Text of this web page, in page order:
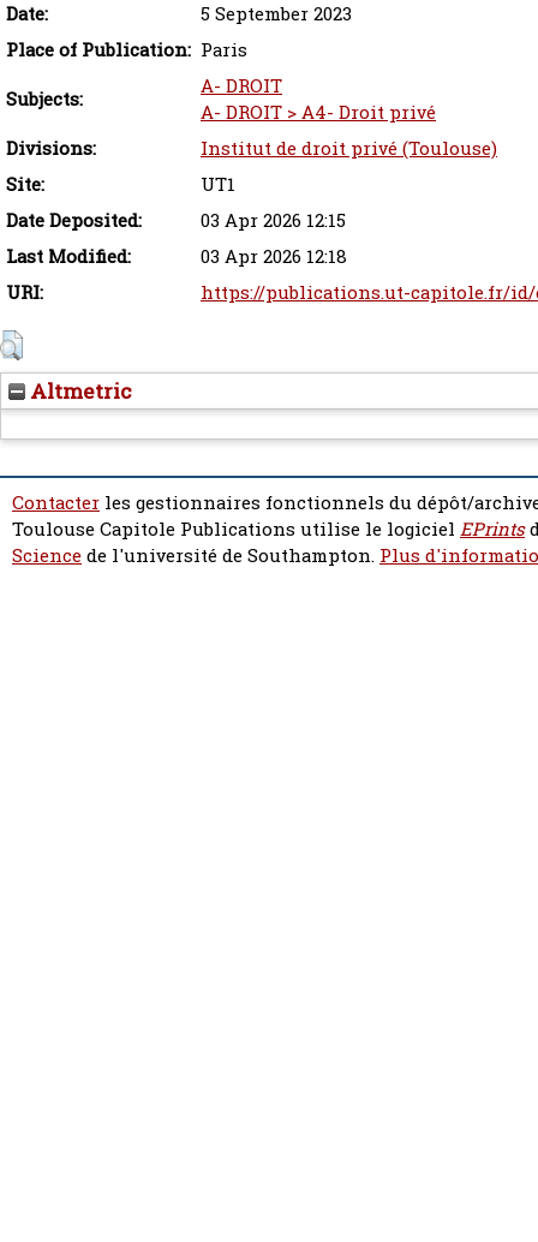
Date:
5 September 2023
Place of Publication: Paris
Subjects:
A- DROIT
A- DROIT > A4- Droit privé
Divisions:
Institut de droit privé (Toulouse)
Site:
UT1
Date Deposited:
03 Apr 2026 12:15
Last Modified:
03 Apr 2026 12:18
URI:
https://publications.ut-capitole.fr/id/
Altmetric
Contacter les gestionnaires fonctionnels du dépôt/
Toulouse Capitole Publications utilise le logiciel EPrints
Sciencede l'université de Southampton. Plus